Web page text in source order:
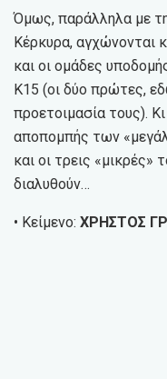
Όμως, παράλληλα με
Κέρκυρα, αγχώνονται
και οι ομάδες
Κ15 (οι δύο πρώτες,
προετοιμασία τους).
αποπομπής των
και οι τρεις «μικρές»
διαλυθούν…
• Κείμενο: ΧΡΗΣΤΟΣ